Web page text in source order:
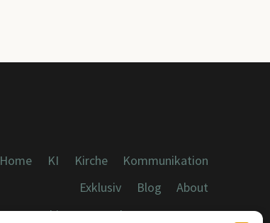
Home KI Kirche
Kommunikation
Exklusiv
Blog
About
Cookies, Datenschutz, Impressum